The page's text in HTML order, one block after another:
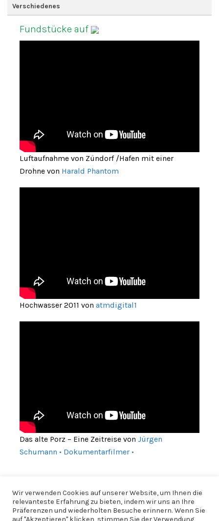
Verschiedenes
Fundstücke auf
Luftaufnahme von Zündorf /Hafen mit einer
Drohne von Harald Phantom
Hochwasser 2011 von atmdigital1
Das alte Porz – Eine Zeitreise von Jürgen
Schumann • Dokumentarfilmer •
Wir verwenden Cookies auf unserer Website, um Ihnen die
relevanteste Erfahrung zu bieten, indem wir uns an Ihre
Präferenzen und wiederholten Besuche erinnern. Wenn Sie
auf "Akzeptieren" klicken, stimmen Sie der Verwendung